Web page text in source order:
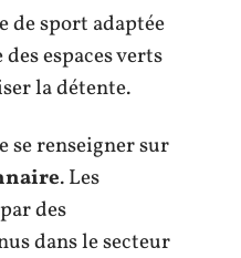
de sport adaptée
espaces verts
la détente.
se renseigner sur
. Les
des
dans le secteur